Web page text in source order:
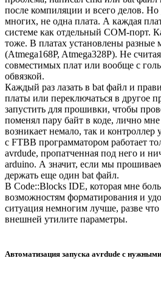
после компиляции и всего делов.
многих, не одна плата. А каждая
системе как отдельный COM-порт.
тоже. В платах установлены разные
(Atmega168P, Atmega328P). Не
совместимых плат или вообще с
обвязкой.
Каждый раз лазать в bat файл и
платы или переключаться в другое
запустить для прошивки, чтобы
поменял пару байт в коде, лично
возникает немало, так и контроллер
с FTBB программатором работает
avrdude, пропатченная под него и
arduino. А значит, если мы
держать еще один bat файл.
В Code::Blocks IDE, которая мне
возможностям форматирования и
ситуация немногим лучше, разве
внешней утилите параметры.
Автоматизация запуска avrdude с